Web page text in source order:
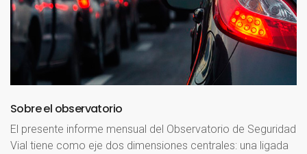
Sobreel observatorio
El presente informe mensual del Observatorio de Seguridad
Vial tiene como eje dos dimensiones centrales: una ligada